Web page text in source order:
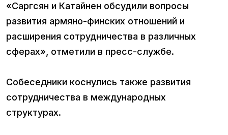
«Саргсян и Катайнен обсудили вопросы
развития армяно-финских отношений и
расширения сотрудничества в различных
сферах», отметили в пресс-службе.
Собеседники коснулись также развития
сотрудничества в международных
структурах.